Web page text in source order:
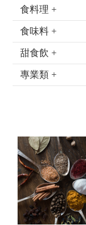
食料理 +
食味料 +
甜食飲 +
專業類 +